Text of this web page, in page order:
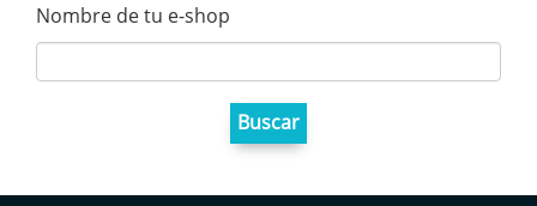
Nombre de tu e-shop